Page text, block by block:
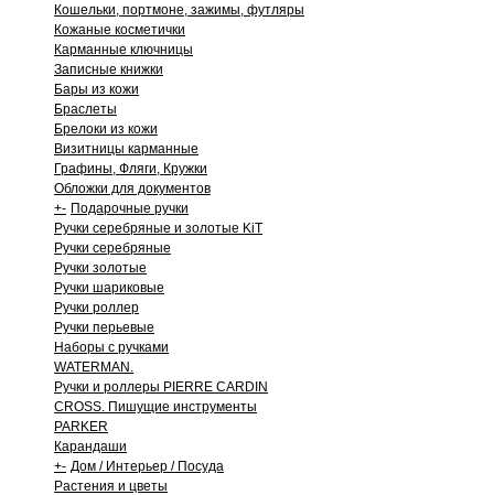
Кошельки, портмоне, зажимы, футляры
Кожаные косметички
Карманные ключницы
Записные книжки
Бары из кожи
Браслеты
Брелоки из кожи
Визитницы карманные
Графины, Фляги, Кружки
Обложки для документов
+- Подарочные ручки
Ручки серебряные и золотые KiT
Ручки серебряные
Ручки золотые
Ручки шариковые
Ручки роллер
Ручки перьевые
Наборы с ручками
WATERMAN.
Ручки и роллеры PIERRE CARDIN
CROSS. Пишущие инструменты
PARKER
Карандаши
+- Дом / Интерьер / Посуда
Растения и цветы